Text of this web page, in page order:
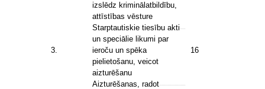
izslēdz kriminālatbildību,
attīstības vēsture
3.
Starptautiskie tiesību akti
un speciālie likumi par
ieroču un spēka
pielietošanu, veicot
aizturēšanu
16
Aizturēšanas, radot